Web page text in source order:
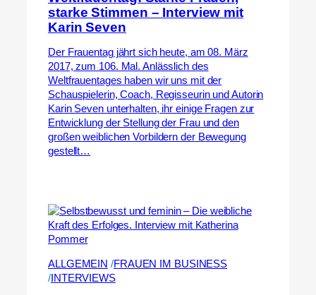
starke Stimmen – Interview mit
Karin Seven
Der Frauentag jährt sich heute, am 08. März
2017, zum 106. Mal. Anlässlich des
Weltfrauentages haben wir uns mit der
Schauspielerin, Coach, Regisseurin und Autorin
Karin Seven unterhalten, ihr einige Fragen zur
Entwicklung der Stellung der Frau und den
großen weiblichen Vorbildern der Bewegung
gestellt…
ALLGEMEIN /FRAUEN IM BUSINESS
/INTERVIEWS